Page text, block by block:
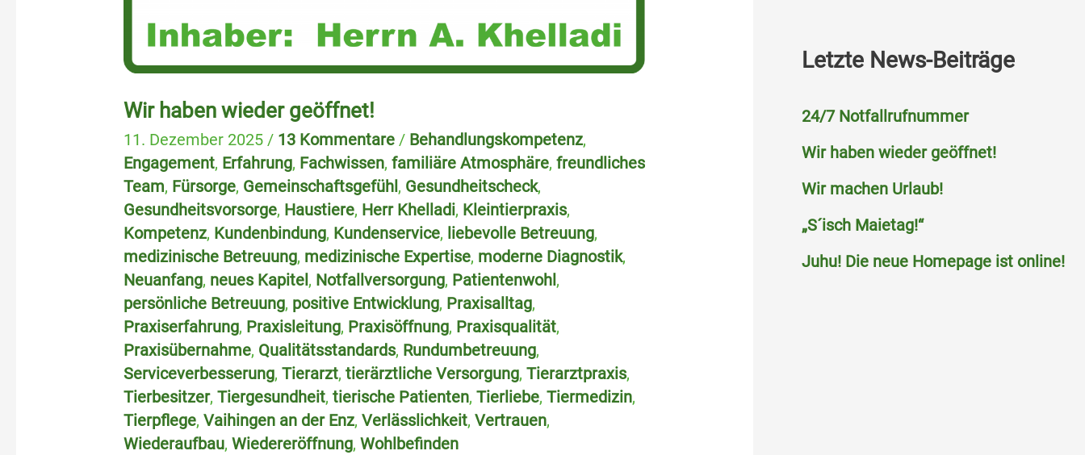
Wir haben wieder geöffnet!
11. Dezember 2025/ 13 Kommentare / Behandlungskompetenz,
Engagement, Erfahrung, Fachwissen,familiäre Atmosphäre,freundliches
Team, Fürsorge, Gemeinschaftsgefühl, Gesundheitscheck,
Gesundheitsvorsorge, Haustiere, Herr Khelladi, Kleintierpraxis,
Kompetenz, Kundenbindung, Kundenservice, liebevolle Betreuung,
medizinische Betreuung, medizinische Expertise, moderne Diagnostik,
Neuanfang, neues Kapitel, Notfallversorgung, Patientenwohl,
persönliche Betreuung, positive Entwicklung, Praxisalltag,
Praxiserfahrung, Praxisleitung, Praxisöffnung, Praxisqualität,
Praxisübernahme, Qualitätsstandards, Rundumbetreuung,
Serviceverbesserung,Tierarzt,tierärztliche Versorgung,Tierarztpraxis,
Tierbesitzer,Tiergesundheit,tierische Patienten,Tierliebe,Tiermedizin,
Tierpflege,Vaihingen an der Enz,Verlässlichkeit,Vertrauen,
Wiederaufbau,Wiedereröffnung,Wohlbefinden
Letzte News-Beiträge
24/7 Notfallrufnummer
Wir haben wieder geöffnet!
Wir machen Urlaub!
„S´isch Maietag!“
Juhu! Die neue Homepage ist online!